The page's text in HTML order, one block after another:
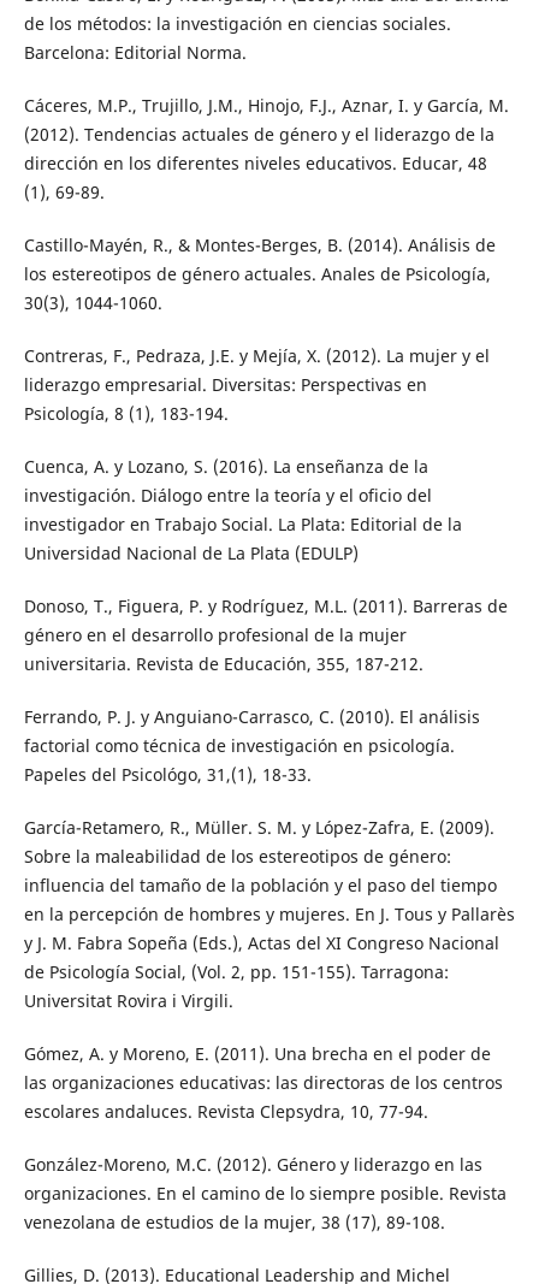
de los métodos: la investigación en ciencias sociales.
Barcelona: Editorial Norma.
Cáceres, M.P., Trujillo, J.M., Hinojo, F.J., Aznar, I. y García, M.
(2012). Tendencias actuales de género y el liderazgo de la
dirección en los diferentes niveles educativos. Educar, 48
(1), 69-89.
Castillo-Mayén, R., & Montes-Berges, B. (2014). Análisis de
los estereotipos de género actuales. Anales de Psicología,
30(3), 1044-1060.
Contreras, F., Pedraza, J.E. y Mejía, X. (2012). La mujer y el
liderazgo empresarial. Diversitas: Perspectivas en
Psicología, 8 (1), 183-194.
Cuenca, A. y Lozano, S. (2016). La enseñanza de la
investigación. Diálogo entre la teoría y el oficio del
investigador en Trabajo Social. La Plata: Editorial de la
Universidad Nacional de La Plata (EDULP)
Donoso, T., Figuera, P. y Rodríguez, M.L. (2011). Barreras de
género en el desarrollo profesional de la mujer
universitaria. Revista de Educación, 355, 187-212.
Ferrando, P. J. y Anguiano-Carrasco, C. (2010). El análisis
factorial como técnica de investigación en psicología.
Papeles del Psicológo, 31,(1), 18-33.
García-Retamero, R., Müller. S. M. y López-Zafra, E. (2009).
Sobre la maleabilidad de los estereotipos de género:
influencia del tamaño de la población y el paso del tiempo
en la percepción de hombres y mujeres. En J. Tous y Pallarès
y J. M. Fabra Sopeña (Eds.), Actas del XI Congreso Nacional
de Psicología Social, (Vol. 2, pp. 151-155). Tarragona:
Universitat Rovira i Virgili.
Gómez, A. y Moreno, E. (2011). Una brecha en el poder de
las organizaciones educativas: las directoras de los centros
escolares andaluces. Revista Clepsydra, 10, 77-94.
González-Moreno, M.C. (2012). Género y liderazgo en las
organizaciones. En el camino de lo siempre posible. Revista
venezolana de estudios de la mujer, 38 (17), 89-108.
Gillies, D. (2013). Educational Leadership and Michel